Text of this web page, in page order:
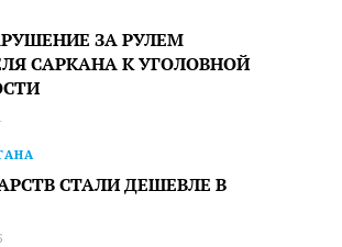
ЗА РУЛЕМ
САРКАНА К УГОЛОВНОЙ
СТАЛИ ДЕШЕВЛЕ В